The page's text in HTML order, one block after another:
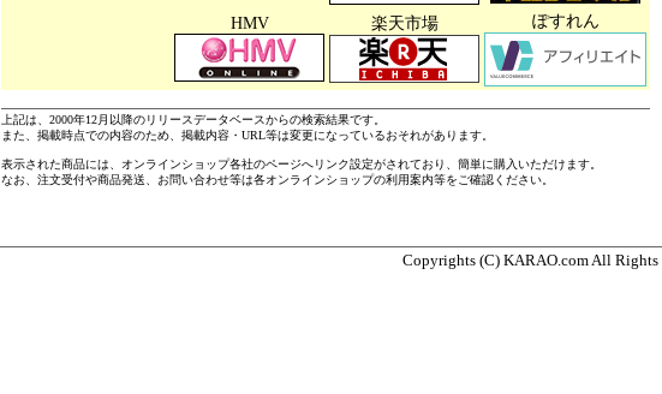
HMV 楽天市場 ぽすれん
上記は、2000年12月以降のリリースデータベースからの検索結果です。
また、掲載時点での内容のため、掲載内容・URL等は変更になっているおそれがあります。
表示された商品には、オンラインショップ各社のページへリンク設定がされており、簡単に購入いただけます。
なお、注文受付や商品発送、お問い合わせ等は各オンラインショップの利用案内等をご確認ください。
Copyrights (C) KARAO.com All Rights